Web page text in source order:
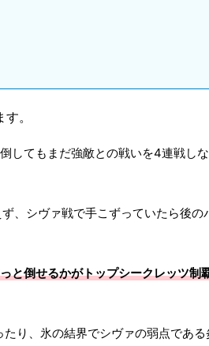
。
してもまだ強敵との戦いを4連戦し
、シヴァ戦で手こずっていたら後の
と倒せるかがトップシークレッツ制
り、氷の結界でシヴァの弱点であ